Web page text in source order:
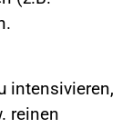
intensivieren,
reinen